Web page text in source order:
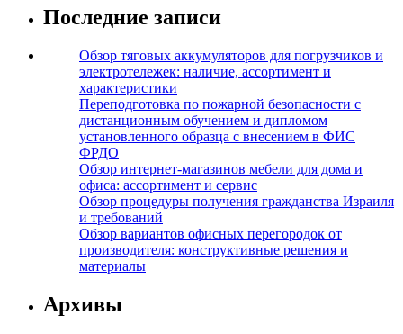
Последние записи
Обзор тяговых аккумуляторов для погрузчиков и
электротележек: наличие, ассортимент и
характеристики
Переподготовка по пожарной безопасности с
дистанционным обучением и дипломом
установленного образца с внесением в ФИС
ФРДО
Обзор интернет-магазинов мебели для дома и
офиса: ассортимент и сервис
Обзор процедуры получения гражданства Израиля
и требований
Обзор вариантов офисных перегородок от
производителя: конструктивные решения и
материалы
Архивы